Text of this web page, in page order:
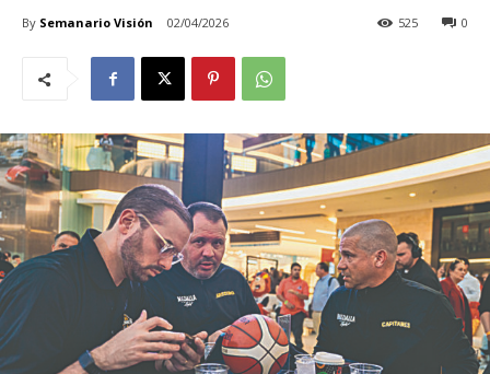
By Semanario Visión 02/04/2026 0
525